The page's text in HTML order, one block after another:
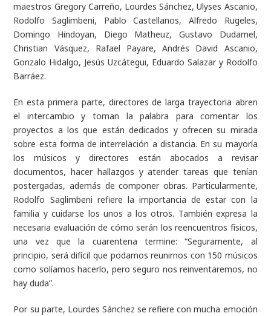
maestros Gregory Carreño, Lourdes Sánchez, Ulyses Ascanio,
Rodolfo Saglimbeni, Pablo Castellanos, Alfredo Rugeles,
Domingo Hindoyan, Diego Matheuz, Gustavo Dudamel,
Christian Vásquez, Rafael Payare, Andrés David Ascanio,
Gonzalo Hidalgo, Jesús Uzcátegui, Eduardo Salazar y Rodolfo
Barráez.
En esta primera parte, directores de larga trayectoria abren
el intercambio y toman la palabra para comentar los
proyectos a los que están dedicados y ofrecen su mirada
sobre esta forma de interrelación a distancia. En su mayoría
los músicos y directores están abocados a revisar
documentos, hacer hallazgos y atender tareas que tenían
postergadas, además de componer obras. Particularmente,
Rodolfo Saglimbeni refiere la importancia de estar con la
familia y cuidarse los unos a los otros. También expresa la
necesaria evaluación de cómo serán los reencuentros físicos,
una vez que la cuarentena termine: “Seguramente, al
principio, será difícil que podamos reunirnos con 150 músicos
como solíamos hacerlo, pero seguro nos reinventaremos, no
hay duda”.
Por su parte, Lourdes Sánchez se refiere con mucha emoción